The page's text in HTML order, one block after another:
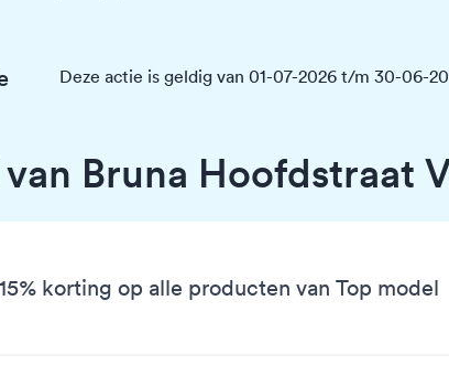
Deze actie is geldig van 01-07-2026 t/m 30-06-
Bruna Hoofdstraat
korting op alle producten van Top model